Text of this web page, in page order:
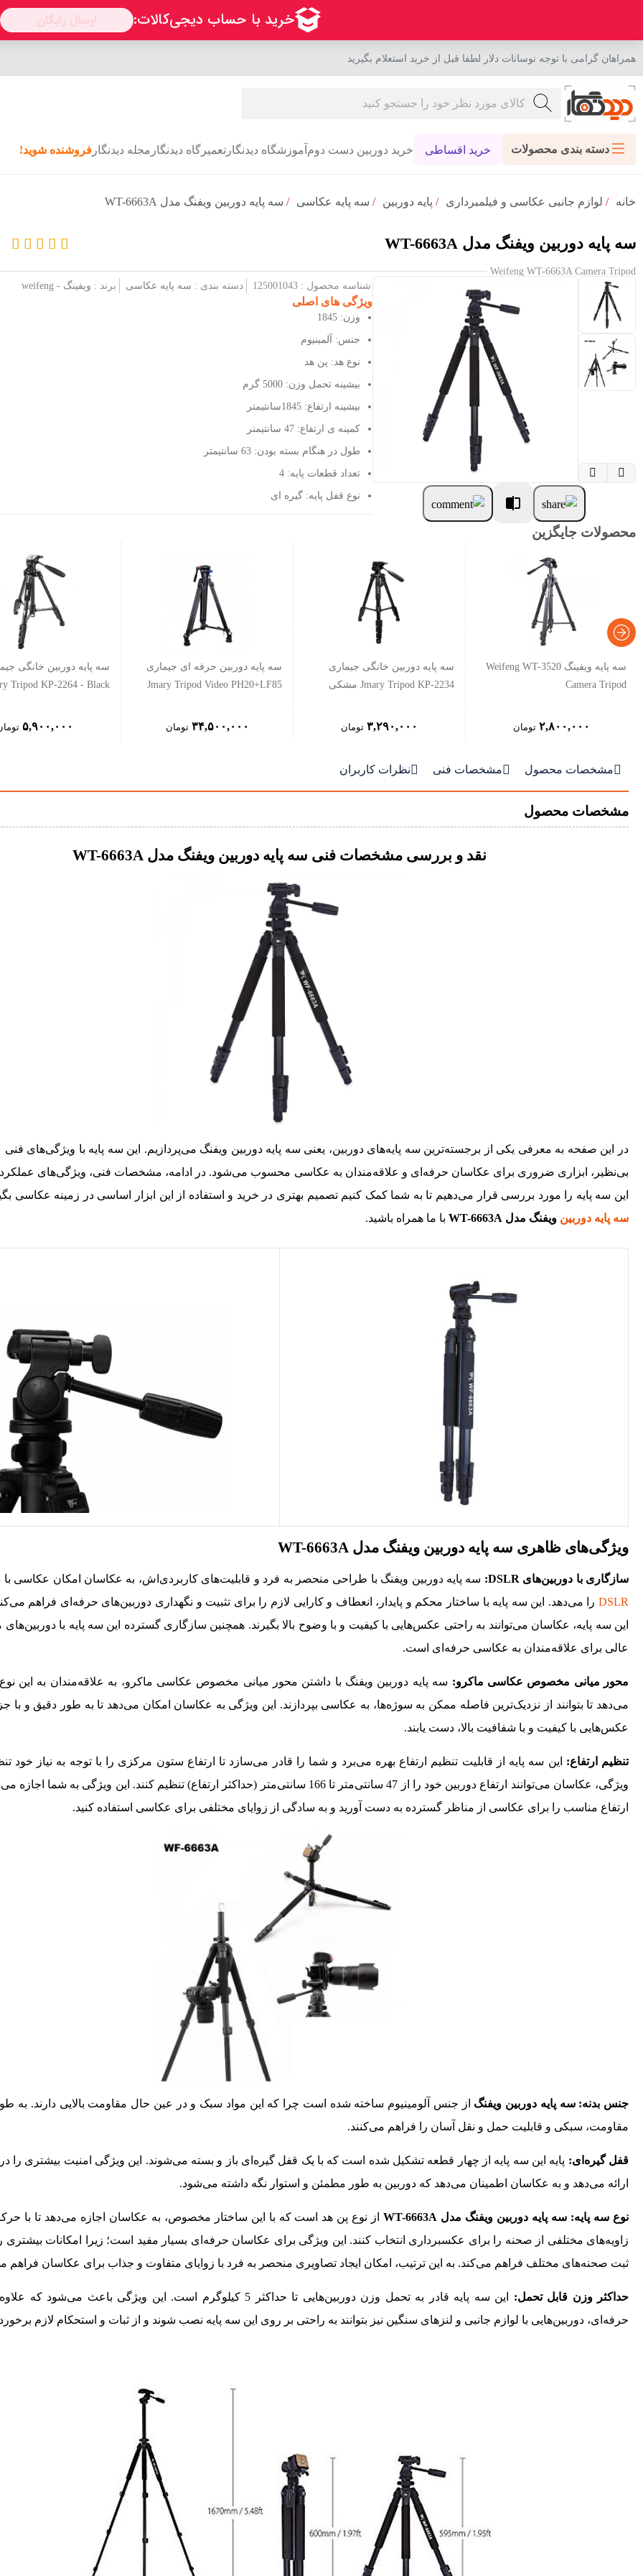
همراهان گرامی با توجه نوسانات دلار لطفا قبل از خرید استعلام بگیرید
دسته بندی محصولات خرید اقساطی خرید دوربین دست دوم آموزشگاه دیدنگار تعمیرگاه دیدنگار مجله دیدنگار فروشنده شوید!
خانه / لوازم جانبی عکاسی و فیلمبرداری / پایه دوربین / سه پایه عکاسی / سه پایه دوربین ویفنگ مدل WT-6663A
سه پایه دوربین ویفنگ مدل WT-6663A
Weifeng WT-6663A Camera Tripod
 
شناسه محصول : 125001043 دسته بندی : سه پایه عکاسی برند : ویفینگ - weifeng
ویژگی های اصلی
وزن: 1845
جنس: آلمینیوم
نوع هد: پن هد
بیشینه تحمل وزن: 5000 گرم
بیشینه ارتفاع: 1845سانتیمتر
کمینه ی ارتفاع: 47 سانتیمتر
طول در هنگام بسته بودن: 63 سانتیمتر
تعداد قطعات پایه: 4
نوع قفل پایه: گیره ای
محصولات جایگزین
سه پایه ویفینگ Weifeng WT-3520
Camera Tripod
۲,۸۰۰,۰۰۰ تومان
سه پایه دوربین خانگی جیماری
Jmary Tripod KP-2234 مشکی
۳,۲۹۰,۰۰۰ تومان
سه پایه دوربین حرفه ای جیماری
Jmary Tripod Video PH20+LF85
۳۴,۵۰۰,۰۰۰ تومان
سه پایه دوربین خانگی
Tripod KP-2264 - Black
۵,۹۰۰,۰۰۰
مشخصات محصول مشخصات فنی نظرات کاربران
مشخصات محصول
نقد و بررسی مشخصات فنی سه پایه دوربین ویفنگ مدل WT-6663A
در این صفحه به معرفی یکی از برجسته‌ترین سه ‌پایه‌های دوربین، یعنی سه پایه دوربین ویفنگ می‌پردازیم. این سه ‌پایه با ویژگی‌های
بی‌نظیر، ابزاری ضروری برای عکاسان حرفه‌ای و علاقه‌مندان به عکاسی محسوب می‌شود. در ادامه، مشخصات فنی، ویژگی‌های
این سه ‌پایه را مورد بررسی قرار می‌دهیم تا به شما کمک کنیم تصمیم بهتری در خرید و استفاده از این ابزار اساسی در زمینه عکاسی
سه پایه دوربین ویفنگ مدل WT-6663A با ما همراه باشید.
ویژگی‌های ظاهری سه پایه دوربین ویفنگ مدل WT-6663A
سازگاری با دوربین‌های DSLR
: سه پایه دوربین ویفنگ با طراحی منحصر به فرد و قابلیت‌های کاربردی‌اش، به عکاسان امکان عکاسی با
DSLR را می‌دهد. این سه ‌پایه با ساختار محکم و پایدار، انعطاف و کارایی لازم را برای تثبیت و نگهداری دوربین‌های حرفه‌ای فراهم
این سه ‌پایه، عکاسان می‌توانند به‌ راحتی عکس‌هایی با کیفیت و با وضوح بالا بگیرند. همچنین سازگاری گسترده این سه ‌پایه با دوربین‌های
عالی برای علاقه‌مندان به عکاسی حرفه‌ای است.
محور میانی مخصوص عکاسی ماکرو: سه‌ پایه دوربین ویفنگ با داشتن محور میانی مخصوص عکاسی ماکرو، به علاقه‌مندان به این
می‌دهد تا بتوانند از نزدیک‌ترین فاصله ممکن به سوژه‌ها، به عکاسی بپردازند. این ویژگی به عکاسان امکان می‌دهد تا به طور دقیق و با
عکس‌هایی با کیفیت و با شفافیت بالا، دست یابند.
تنظیم ارتفاع: این سه ‌پایه از قابلیت تنظیم ارتفاع بهره می‌برد و شما را قادر می‌سازد تا ارتفاع ستون مرکزی را با توجه به نیاز خود
ویژگی، عکاسان می‌توانند ارتفاع دوربین خود را از 47 سانتی‌متر تا 166 سانتی‌متر (حداکثر ارتفاع) تنظیم کنند. این ویژگی
ارتفاع مناسب را برای عکاسی از مناظر گسترده به دست آورید و به‌ سادگی از زوایای مختلفی برای عکاسی استفاده کنید.
جنس بدنه: سه‌ پایه دوربین ویفنگ از جنس آلومینیوم ساخته شده است چرا که این مواد سبک و در عین حال مقاومت بالایی دارند. به‌
مقاومت، سبکی و قابلیت حمل و نقل آسان را فراهم می‌کنند.
قفل گیره‌ای: پایه این سه‌ پایه از چهار قطعه تشکیل شده است که با یک قفل گیره‌ای باز و بسته می‌شوند. این ویژگی امنیت بیشتری را در
ارائه می‌دهد و به عکاسان اطمینان می‌دهد که دوربین‌ به طور مطمئن و استوار نگه داشته می‌شود.
نوع سه ‌پایه: سه پایه دوربین ویفنگ مدل WT-6663A
از نوع پن‌ هد است که با این ساختار مخصوص، به عکاسان اجازه می‌دهد تا با
زاویه‌های مختلفی از صحنه را برای عکسبرداری انتخاب کنند. این ویژگی برای عکاسان حرفه‌ای بسیار مفید است؛ زیرا امکانات بیشتری
ثبت صحنه‌های مختلف فراهم می‌کند. به این ترتیب، امکان ایجاد تصاویری منحصر به فرد با زوایای متفاوت و جذاب برای عکاسان فراهم
حداکثر وزن قابل تحمل:
این سه ‌پایه قادر به تحمل وزن دوربین‌هایی تا حداکثر 5 کیلوگرم است. این ویژگی باعث
حرفه‌ای، دوربین‌هایی با لوازم جانبی و لنزهای سنگین نیز بتوانند به‌ راحتی بر روی این سه ‌پایه نصب شوند و از ثبات و استحکام لازم